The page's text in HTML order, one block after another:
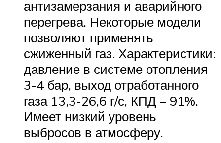
антизамерзания и аварийного
перегрева. Некоторые модели
позволяют применять
сжиженный газ. Характеристики:
давление в системе отопления
3-4 бар, выход отработанного
газа 13,3-26,6 г/с, КПД – 91%.
Имеет низкий уровень
выбросов в атмосферу.